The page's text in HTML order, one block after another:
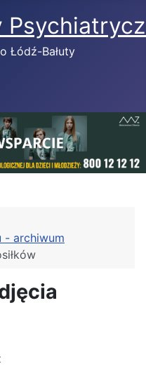
Łódź-Bałuty
- archiwum